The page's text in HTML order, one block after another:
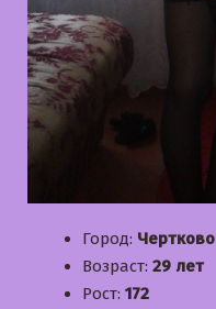
Город: Чертково
Возраст: 29 лет
Рост: 172